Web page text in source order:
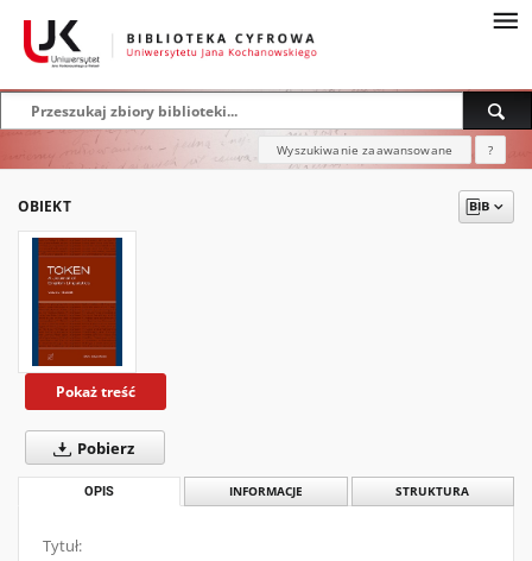
Wyszukiwanie zaawansowane ?
OBIEKT
Pokaż treść
Pobierz
OPIS INFORMACJE STRUKTURA
Tytuł: